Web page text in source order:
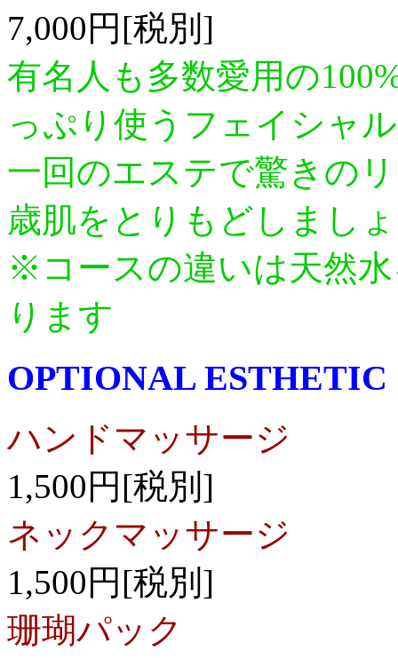
7,000円[税別]
有名人も多数愛用の
っぷり使うフェイシャ
一回のエステで驚きの
歳肌をとりもどしまし
※コースの違いは天然
ります
OPTIONAL ESTHETIC
ハンドマッサージ
1,500円[税別]
ネックマッサージ
1,500円[税別]
珊瑚パック